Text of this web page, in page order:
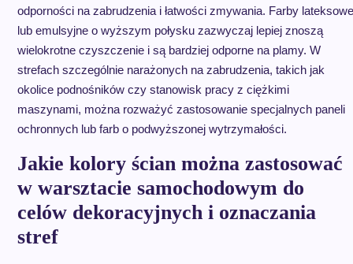
odporności na zabrudzenia i łatwości zmywania. Farby lateksowe
lub emulsyjne o wyższym połysku zazwyczaj lepiej znoszą
wielokrotne czyszczenie i są bardziej odporne na plamy. W
strefach szczególnie narażonych na zabrudzenia, takich jak
okolice podnośników czy stanowisk pracy z ciężkimi
maszynami, można rozważyć zastosowanie specjalnych paneli
ochronnych lub farb o podwyższonej wytrzymałości.
Jakie kolory ścian można zastosować
w warsztacie samochodowym do
celów dekoracyjnych i oznaczania
stref